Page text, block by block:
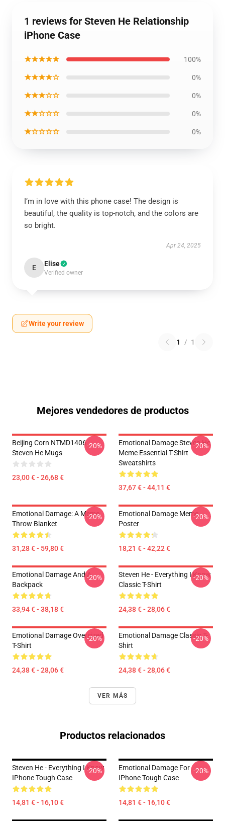
1 reviews for Steven He Relationship
iPhone Case
★★★★★ 100%
★★★★☆ 0%
★★★☆☆ 0%
★★☆☆☆ 0%
★☆☆☆☆ 0%
I’m in love with this phone case! The design is
beautiful, the quality is top-notch, and the colors are
so bright.
Apr 24, 2025
E Elise
Verified owner
Write your review
1 / 1
Mejores vendedores de productos
Beijing Corn NTMD1406
Steven He Mugs
23,00 € - 26,68 €
-20%
Emotional Damage Steven He
Meme Essential T-Shirt
Sweatshirts
37,67 € - 44,11 €
-20%
Emotional Damage: A Meme
Throw Blanket
31,28 € - 59,80 €
-20%
Emotional Damage Meme
Poster
18,21 € - 42,22 €
-20%
Emotional Damage And A
Backpack
33,94 € - 38,18 €
-20%
Steven He - Everything I Know
Classic T-Shirt
24,38 € - 28,06 €
-20%
Emotional Damage Oversized
T-Shirt
24,38 € - 28,06 €
-20%
Emotional Damage Classic T-
Shirt
24,38 € - 28,06 €
-20%
VER MÁS
Productos relacionados
Steven He - Everything I Know
IPhone Tough Case
14,81 € - 16,10 €
-20%
Emotional Damage For
IPhone Tough Case
14,81 € - 16,10 €
-20%